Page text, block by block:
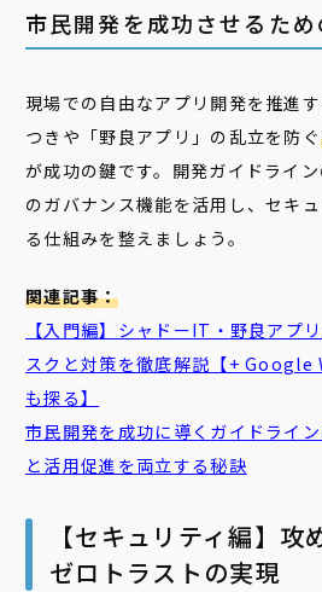
市民開発を成功させるた
現場での自由なアプリ開発を推進
つきや「野良アプリ」の乱立を防ぐ
が成功の鍵です。開発ガイドライ
のガバナンス機能を活用し、セキ
る仕組みを整えましょう。
関連記事：
【入門編】シャドーIT・ 野良アプリ
スクと対策を徹底解説【+
も探る】
市民開発を成功に導く ガイドライン
と活用促進を両立する秘訣
【セキュリティ編】攻
ゼロトラストの実現